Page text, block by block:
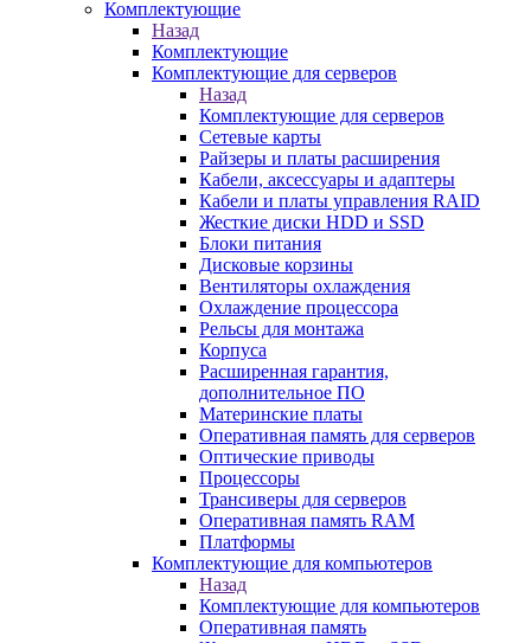
Комплектующие
Назад
Комплектующие
Комплектующие для серверов
Назад
Комплектующие для серверов
Сетевые карты
Райзеры и платы расширения
Кабели, аксессуары и адаптеры
Кабели и платы управления RAID
Жесткие диски HDD и SSD
Блоки питания
Дисковые корзины
Вентиляторы охлаждения
Охлаждение процессора
Рельсы для монтажа
Корпуса
Расширенная гарантия,
дополнительное ПО
Материнские платы
Оперативная память для серверов
Оптические приводы
Процессоры
Трансиверы для серверов
Оперативная память RAM
Платформы
Комплектующие для компьютеров
Назад
Комплектующие для компьютеров
Оперативная память